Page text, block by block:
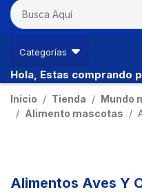
Categorías
Hola, Estas comprando
Inicio Tienda
Mundo
Alimento mascotas
Alimentos Aves Y